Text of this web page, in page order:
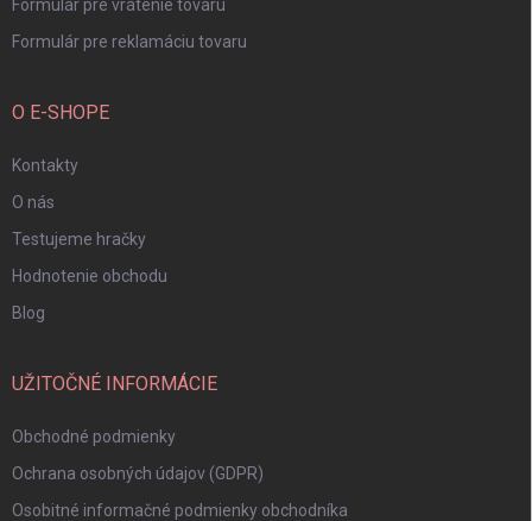
Formulár pre vrátenie tovaru
Formulár pre reklamáciu tovaru
O E-SHOPE
Kontakty
O nás
Testujeme hračky
Hodnotenie obchodu
Blog
UŽITOČNÉ INFORMÁCIE
Obchodné podmienky
Ochrana osobných údajov (GDPR)
Osobitné informačné podmienky obchodníka